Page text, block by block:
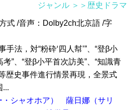
ジャンル ＞＞歴史ドラマ
式 /音声：Dolby2ch北京語 /字
手法，対“粉砕‘四人幇’”、“登β小
”、“登β小平首次訪美”、“知識青
歴史事件進行情景再現，全景式
...
シャオホア）
薩日娜（サリ